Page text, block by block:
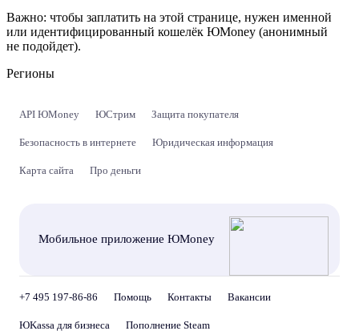
Важно: чтобы заплатить на этой странице, нужен именной
или идентифицированный кошелёк ЮMoney (анонимный
не подойдет).
Регионы
API ЮMoney ЮСтрим Защита покупателя
Безопасность в интернете Юридическая информация
Карта сайта Про деньги
Мобильное приложение ЮMoney
+7 495 197-86-86 Помощь Контакты Вакансии
ЮKassa для бизнеса Пополнение Steam